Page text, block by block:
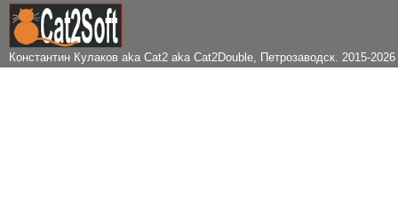
Константин Кулаков aka Cat2 aka Cat2Double, Петрозаводск. 2015-2026